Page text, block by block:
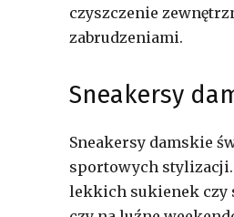
czyszczenie
zabrudzeniami.
Sneakersy
Sneakersy damskie
sportowych stylizacji.
lekkich sukienek czy